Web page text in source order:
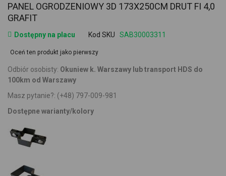
PANEL OGRODZENIOWY 3D 173X250CM DRUT FI 4,0
GRAFIT
Dostępny na placu Kod SKU SAB30003311
Oceń ten produkt jako pierwszy
Odbiór osobisty: Okuniew k. Warszawy lub transport HDS do
100km od Warszawy
Masz pytanie?: (+48) 797-009-981
Dostępne warianty/kolory